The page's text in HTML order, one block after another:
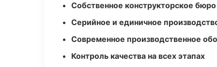
Собственное конструкторское бюро
Серийное и единичное
Современное производственное
Контроль качества на всех этапах